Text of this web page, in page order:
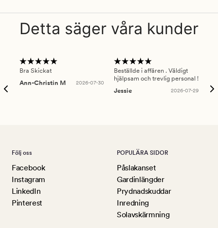
Detta säger våra kunder
Bra Skickat
Ann-Christin M
2026-07-30
Beställde i affären . Väldigt
hjälpsam och trevlig personal !
Jessie
2026-07-29
Följ oss
Facebook
Instagram
LinkedIn
Pinterest
POPULÄRA SIDOR
Påslakanset
Gardinlängder
Prydnadskuddar
Inredning
Solavskärmning